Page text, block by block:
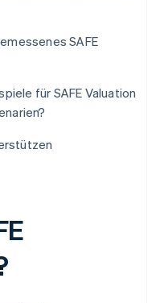
SAFE
für SAFE Valuation